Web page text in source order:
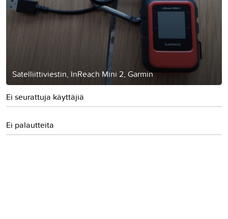
Satelliittiviestin, InReach Mini 2, Garmin
Ei seurattuja käyttäjiä
Ei palautteita